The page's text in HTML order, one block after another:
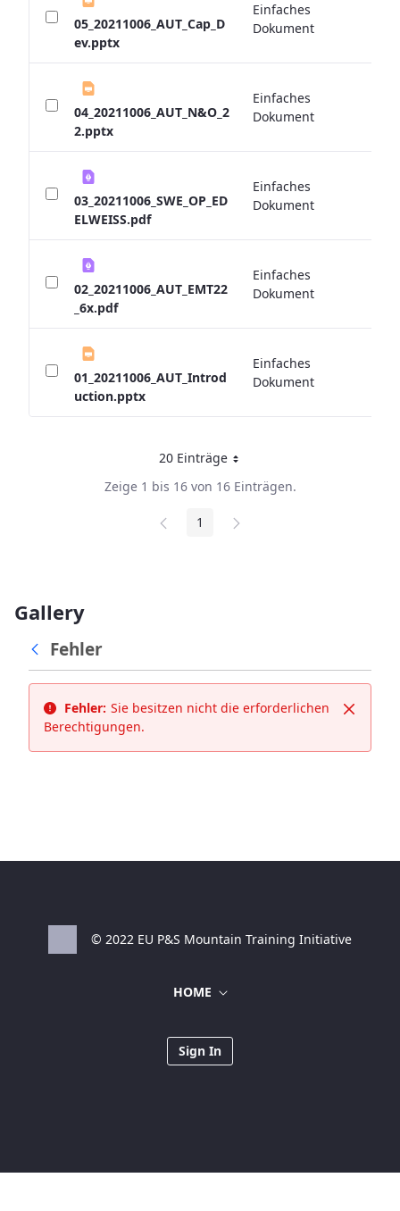
05_20211006_AUT_Cap_D
ev.pptx
Einfaches
Dokument
04_20211006_AUT_N&O_2
2.pptx
Einfaches
Dokument
03_20211006_SWE_OP_ED
ELWEISS.pdf
Einfaches
Dokument
02_20211006_AUT_EMT22
_6x.pdf
Einfaches
Dokument
01_20211006_AUT_Introd
uction.pptx
Einfaches
Dokument
20 Einträge
Pro Seite
Zeige 1 bis 16 von 16 Einträgen.
Seite
1
Gallery
Fehler
Fehler: Sie besitzen nicht die erforderlichen
Berechtigungen.
© 2022 EU P&S Mountain Training Initiative
HOME
Sign In